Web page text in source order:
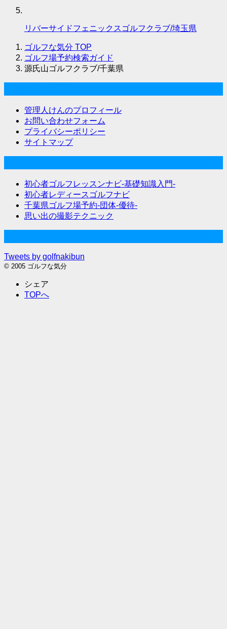
リバーサイドフェニックスゴルフクラブ/埼玉県
ゴルフな気分 TOP
ゴルフ場予約検索ガイド
源氏山ゴルフクラブ/千葉県
管理人けんのプロフィール
お問い合わせフォーム
プライバシーポリシー
サイトマップ
初心者ゴルフレッスンナビ-基礎知識入門-
初心者レディースゴルフナビ
千葉県ゴルフ場予約-団体-優待-
思い出の撮影テクニック
Tweets by golfnakibun
© 2005 ゴルフな気分
シェア
TOPへ